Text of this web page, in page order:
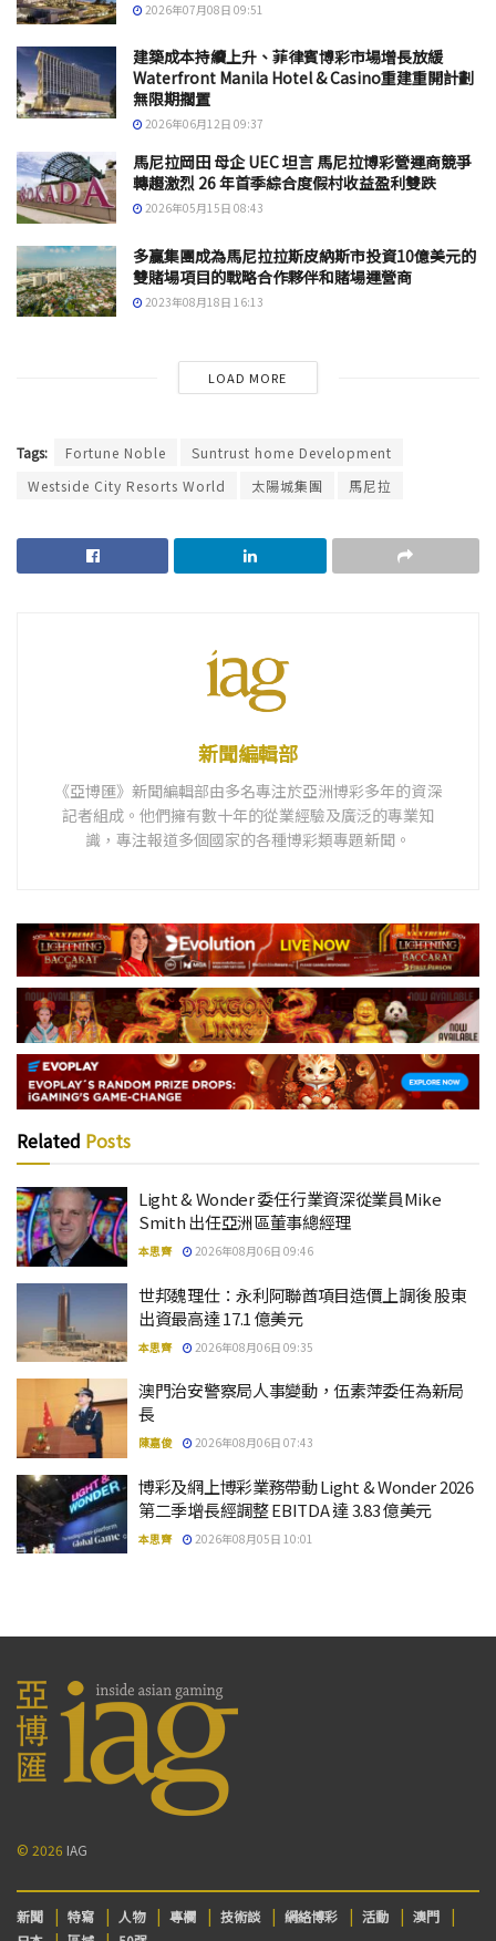
2026年07月08日 09:51
建築成本持續上升、菲律賓博彩市場增長放緩
Waterfront Manila Hotel & Casino重建重開計劃
無限期擱置
2026年06月12日 09:37
馬尼拉岡田 母企 UEC 坦言 馬尼拉博彩營運商競爭
轉趨激烈 26 年首季綜合度假村收益盈利雙跌
2026年05月15日 08:43
多贏集團成為馬尼拉拉斯皮納斯市投資10億美元的
雙賭場項目的戰略合作夥伴和賭場運營商
2023年08月18日 16:13
LOAD MORE
Tags: Fortune Noble
Suntrust home Development
Westside City Resorts World
太陽城集團 馬尼拉
新聞編輯部
《亞博匯》新聞編輯部由多名專注於亞洲博彩多年的資深
記者組成。他們擁有數十年的從業經驗及廣泛的專業知
識，專注報道多個國家的各種博彩類專題新聞。
Related Posts
Light & Wonder 委任行業資深從業員Mike
Smith 出任亞洲區董事總經理
本思齊 2026年08月06日 09:46
世邦魏理仕：永利阿聯酋項目造價上調後 股東
出資最高達 17.1 億美元
本思齊 2026年08月06日 09:35
澳門治安警察局人事變動，伍素萍委任為新局
長
陳嘉俊 2026年08月06日 07:43
博彩及網上博彩業務帶動 Light & Wonder 2026
第二季增長經調整 EBITDA 達 3.83 億美元
本思齊 2026年08月05日 10:01
© 2026 IAG
新聞 特寫 人物 專欄 技術談 網絡博彩 活動
澳門